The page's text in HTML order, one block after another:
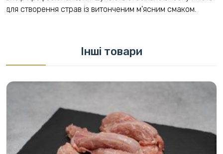
для створення страв із витонченим м’ясним смаком.
Інші товари